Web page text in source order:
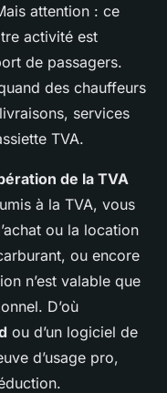
attention : ce
activité est
de passagers.
des chauffeurs
services
TVA.
de la TVA
à la TVA, vous
ou la location
ou encore
n’est valable que
D’où
ou d’un logiciel de
d’usage pro,